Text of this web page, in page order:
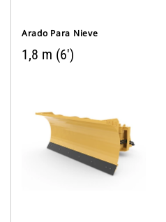
Arado Para Nieve
1,8 m (6')